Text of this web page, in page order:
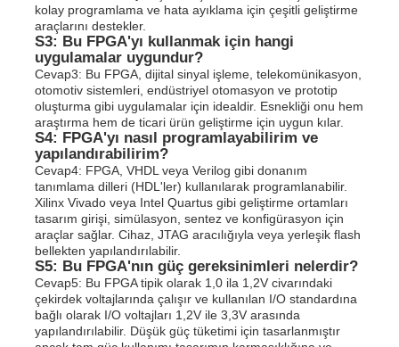
kolay programlama ve hata ayıklama için çeşitli geliştirme
araçlarını destekler.
S3: Bu FPGA'yı kullanmak için hangi
uygulamalar uygundur?
Cevap3: Bu FPGA, dijital sinyal işleme, telekomünikasyon,
otomotiv sistemleri, endüstriyel otomasyon ve prototip
oluşturma gibi uygulamalar için idealdir. Esnekliği onu hem
araştırma hem de ticari ürün geliştirme için uygun kılar.
S4: FPGA'yı nasıl programlayabilirim ve
yapılandırabilirim?
Cevap4: FPGA, VHDL veya Verilog gibi donanım
tanımlama dilleri (HDL'ler) kullanılarak programlanabilir.
Xilinx Vivado veya Intel Quartus gibi geliştirme ortamları
tasarım girişi, simülasyon, sentez ve konfigürasyon için
araçlar sağlar. Cihaz, JTAG aracılığıyla veya yerleşik flash
bellekten yapılandırılabilir.
S5: Bu FPGA'nın güç gereksinimleri nelerdir?
Cevap5: Bu FPGA tipik olarak 1,0 ila 1,2V civarındaki
çekirdek voltajlarında çalışır ve kullanılan I/O standardına
bağlı olarak I/O voltajları 1,2V ile 3,3V arasında
yapılandırılabilir. Düşük güç tüketimi için tasarlanmıştır